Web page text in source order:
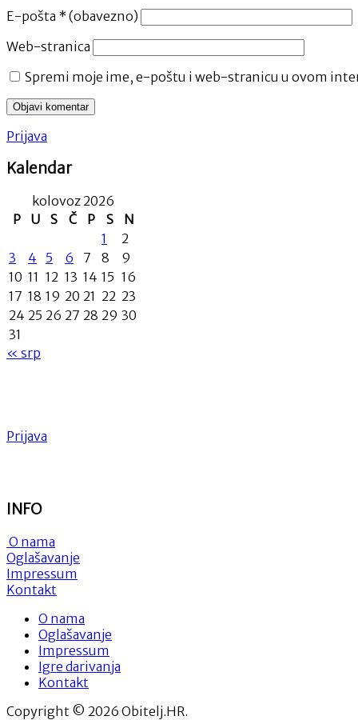
E-pošta * (obavezno)
Web-stranica
Spremi moje ime, e-poštu i web-stranicu u ovom
Prijava
Kalendar
kolovoz 2026
P
U S Č P S
N
1
2
3
4 5 6 7 8
9
10 11 12 13 14 15 16
17 18 19 20 21 22 23
24 25 26 27 28 29 30
31
« srp
Prijava
INFO
O nama
Oglašavanje
Impressum
Kontakt
O nama
Oglašavanje
Impressum
Igre darivanja
Kontakt
Copyright © 2026 Obitelj.HR.